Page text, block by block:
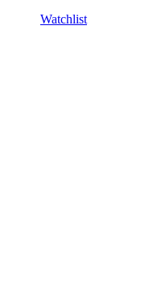
Watchlist